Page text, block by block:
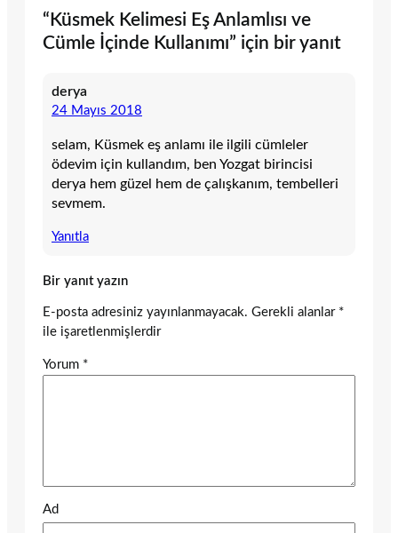
“Küsmek Kelimesi Eş Anlamlısı ve
Cümle İçinde Kullanımı” için bir yanıt
derya
24 Mayıs 2018
selam, Küsmek eş anlamı ile ilgili cümleler
ödevim için kullandım, ben Yozgat birincisi
derya hem güzel hem de çalışkanım, tembelleri
sevmem.
Yanıtla
Bir yanıt yazın
E-posta adresiniz yayınlanmayacak. Gerekli alanlar *
ile işaretlenmişlerdir
Yorum *
Ad